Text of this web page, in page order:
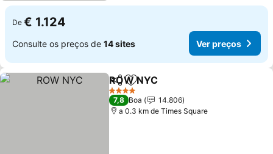
De € 1.124
Consulte os preços de 14 sites Ver preços
PartilharAdicionar aos favoritos
ROW NYC
4 Estrelas
7,8 Boa
14.806
a 0.3 km de Times Square